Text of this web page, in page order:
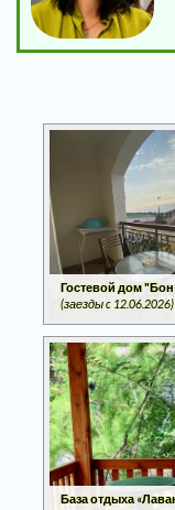
Гостевой дом
(заезды c 12.06.2026)
База отдыха